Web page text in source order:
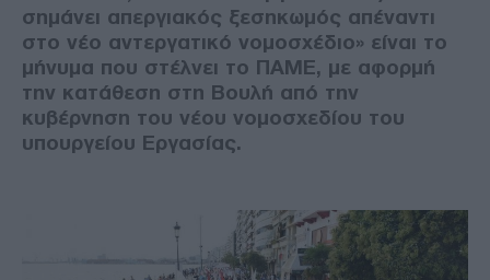
σημάνει απεργιακός ξεσηκωμός απέναντι
στο νέο αντεργατικό νομοσχέδιο» είναι το
μήνυμα που στέλνει το ΠΑΜΕ, με αφορμή
την κατάθεση στη Βουλή από την
κυβέρνηση του νέου νομοσχεδίου του
υπουργείου Εργασίας.